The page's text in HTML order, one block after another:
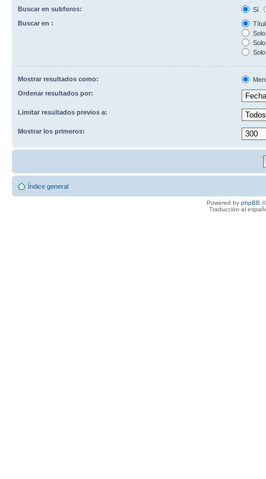
Buscar en subforos:
Sí
Buscar en :
Mostrar resultados como:
Ordenar resultados por:
Limitar resultados previos a:
Mostrar los primeros:
Índice general
Powered by phpBB
Traducción al